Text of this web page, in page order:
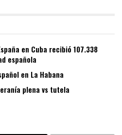
en Cuba recibió 107.338
española
en La Habana
plena vs tutela